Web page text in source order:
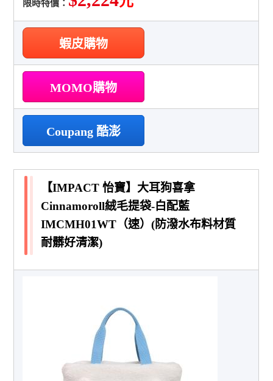
限時特價：
蝦皮購物
MOMO購物
Coupang 酷澎
【IMPACT 怡寶】大耳狗喜拿
Cinnamoroll絨毛提袋-白配藍
IMCMH01WT（速）(防潑水布料材質
耐髒好清潔)